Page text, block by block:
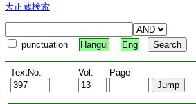
大正蔵検索
punctuation Hangul Eng
TextNo. Vol. Page